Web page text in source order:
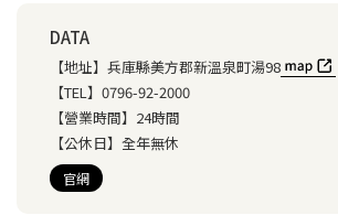
DATA
【地址】 兵庫縣美方郡新溫泉町湯98
【TEL】 0796-92-2000
【營業時間】 24時間
【公休日】 全年無休
官網